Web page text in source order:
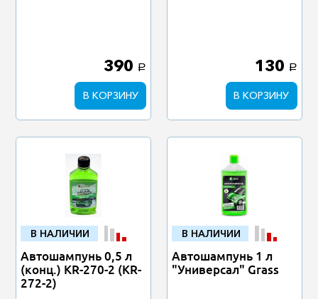
390 a
В КОРЗИНУ
130 a
В КОРЗИНУ
В НАЛИЧИИ
Автошампунь 0,5 л
(конц.) KR-270-2 (KR-
272-2)
В НАЛИЧИИ
Автошампунь 1 л
"Универсал" Grass